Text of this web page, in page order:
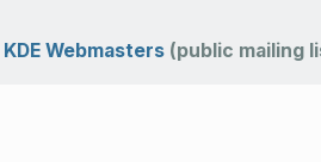
KDE Webmasters(public mailing